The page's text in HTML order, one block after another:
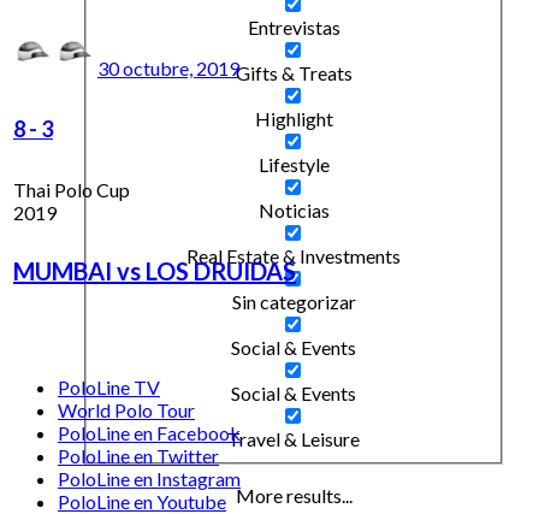
Entrevistas
Gifts & Treats
Highlight
Lifestyle
Noticias
Real Estate & Investments
Sin categorizar
Social & Events
Social & Events
Travel & Leisure
More results...
30 octubre, 2019
8- 3
Thai Polo Cup
2019
MUMBAI vs LOS DRUIDAS
PoloLine TV
World Polo Tour
PoloLine en Facebook
PoloLine en Twitter
PoloLine en Instagram
PoloLine en Youtube